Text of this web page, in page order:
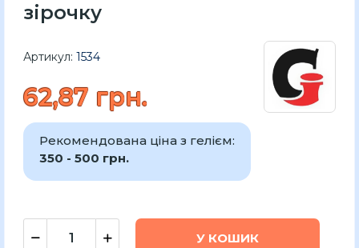
зірочку
Артикул: 1534
62,87 грн.
Рекомендована ціна з гелієм:
350 - 500 грн.
У КОШИК